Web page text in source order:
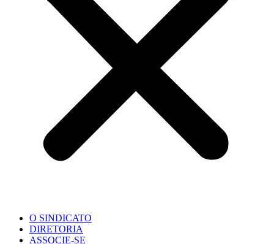
O SINDICATO
DIRETORIA
ASSOCIE-SE